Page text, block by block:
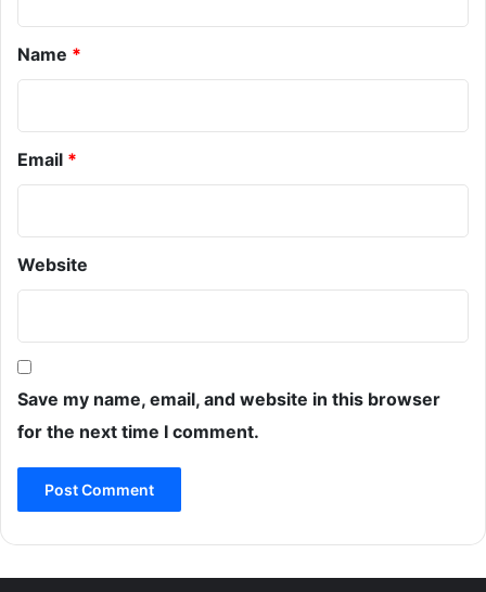
Name *
Email *
Website
Save my name, email, and website in this browser
for the next time I comment.